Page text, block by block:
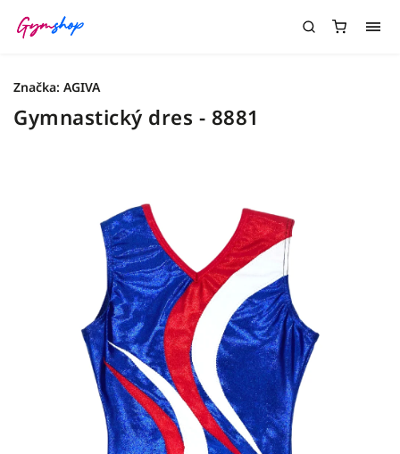
Gymnastický dres - 8881
Značka: AGIVA